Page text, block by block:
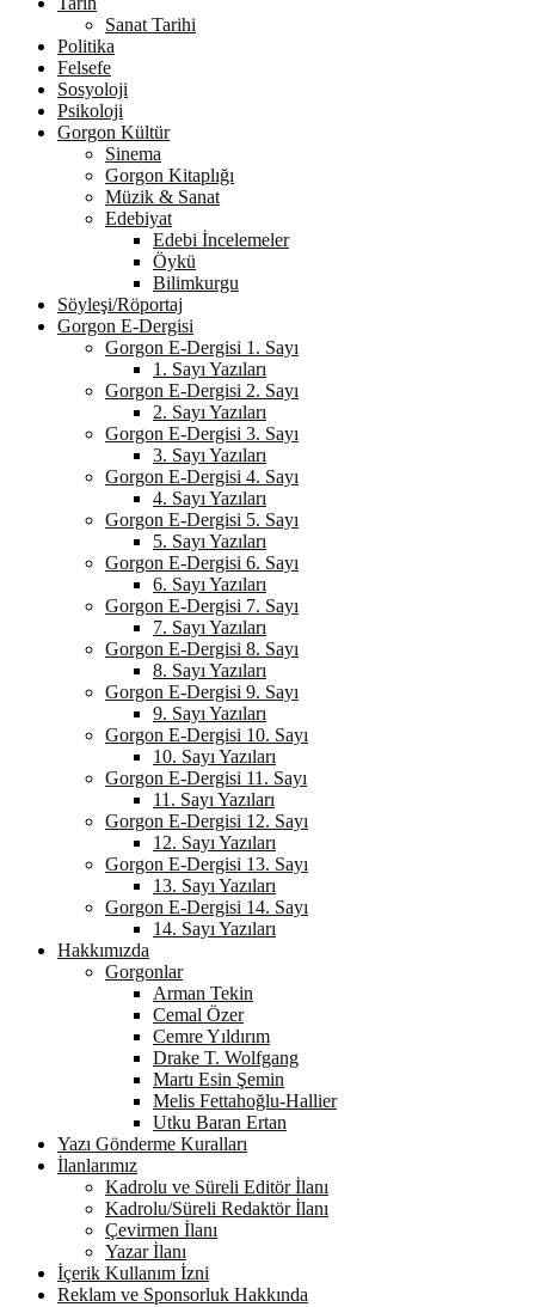
Sanat Tarihi
Politika
Felsefe
Sosyoloji
Psikoloji
Gorgon Kültür
Sinema
Gorgon Kitaplığı
Müzik & Sanat
Edebiyat
Edebi İncelemeler
Öykü
Bilimkurgu
Söyleşi/Röportaj
Gorgon E-Dergisi
Gorgon E-Dergisi 1. Sayı
1. Sayı Yazıları
Gorgon E-Dergisi 2. Sayı
2. Sayı Yazıları
Gorgon E-Dergisi 3. Sayı
3. Sayı Yazıları
Gorgon E-Dergisi 4. Sayı
4. Sayı Yazıları
Gorgon E-Dergisi 5. Sayı
5. Sayı Yazıları
Gorgon E-Dergisi 6. Sayı
6. Sayı Yazıları
Gorgon E-Dergisi 7. Sayı
7. Sayı Yazıları
Gorgon E-Dergisi 8. Sayı
8. Sayı Yazıları
Gorgon E-Dergisi 9. Sayı
9. Sayı Yazıları
Gorgon E-Dergisi 10. Sayı
10. Sayı Yazıları
Gorgon E-Dergisi 11. Sayı
11. Sayı Yazıları
Gorgon E-Dergisi 12. Sayı
12. Sayı Yazıları
Gorgon E-Dergisi 13. Sayı
13. Sayı Yazıları
Gorgon E-Dergisi 14. Sayı
14. Sayı Yazıları
Hakkımızda
Gorgonlar
Arman Tekin
Cemal Özer
Cemre Yıldırım
Drake T. Wolfgang
Martı Esin Şemin
Melis Fettahoğlu-Hallier
Utku Baran Ertan
Yazı Gönderme Kuralları
İlanlarımız
Kadrolu ve Süreli Editör İlanı
Kadrolu/Süreli Redaktör İlanı
Çevirmen İlanı
Yazar İlanı
İçerik Kullanım İzni
Reklam ve Sponsorluk Hakkında